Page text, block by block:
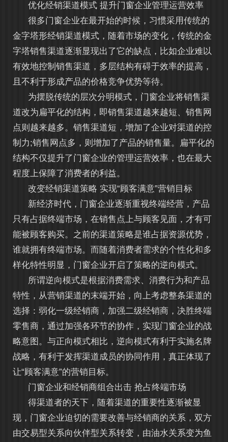
优化经销渠道模式 提升门窗企业管理运营效率
很多门窗企业在最开始的时候，习惯采用传统的
金字塔形经销渠道模式，随着市场的变化，传统的金
字塔销售渠道逐渐显现出了它的缺点，比如企业难以
有效地控制销售渠道，多层结构有碍于效率的提高，
且不利于形成产品的价格竞争优势等待。
为摆脱传统的层次分明模式，门窗企业将销售渠
道改为扁平化的结构，即销售渠道越来越短、销售网
点则越来越多。销售渠道短，增加了企业对渠道的控
制力;销售网点多，则增加了产品的销售量。扁平化的
结构不仅提升了门窗企业的管理运营效率，也在最大
程度上保障了消费者的利益。
改变经销渠道策略 实现“顾客满意”营销目标
新经济时代，门窗企业逐渐重视终端经营，产品
只有占据终端市场，在销售点上与顾客见面，才有可
能被顾客购买。之前的渠道策略是谁占据资源优势，
谁就拥有终端市场。而随着消费者需求的个性化和多
样化特性明显，门窗企业开启了策略的逆向模式。
所谓逆向模式是根据消费需求、消费行为和产品
特性，从营销渠道的末端开始，向上考虑整条渠道的
选择：弱化一级经销商，加强二级经销商，决胜终端
零售商，通过加强各环节的协作，实现门窗企业的战
略意图。与正向模式相比，逆向模式有利于实施名牌
战略，有利于发挥渠道成员的协同作用，真正体现了
让“顾客满意”的营销目标。
门窗企业和经销商组合出击 抢占终端市场
得渠道者的天下，随着渠道的重要性逐渐被显
现，门窗企业迫切的需要改善与经销商的关系，双方
由交易型关系向伙伴型关系转变，由油水关系变为鱼